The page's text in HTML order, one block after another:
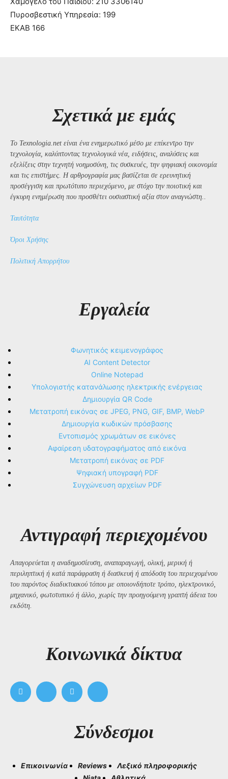
Πυροσβεστική Υπηρεσία: 199
ΕΚΑΒ 166
Σχετικά με εμάς
Το Texnologia.net είναι ένα ενημερωτικό μέσο με επίκεντρο την
τεχνολογία, καλύπτοντας τεχνολογικά νέα, ειδήσεις, αναλύσεις και
εξελίξεις στην τεχνητή νοημοσύνη, τις συσκευές, την ψηφιακή οικονομία
και τις επιστήμες. Η αρθρογραφία μας βασίζεται σε ερευνητική
προσέγγιση και πρωτότυπο περιεχόμενο, με στόχο την ποιοτική και
έγκυρη ενημέρωση που προσθέτει ουσιαστική αξία στον αναγνώστη..
Ταυτότητα
Όροι Χρήσης
Πολιτική Απορρήτου
Εργαλεία
Φωνητικός κειμενογράφος
AI Content Detector
Online Notepad
Υπολογιστής κατανάλωσης ηλεκτρικής ενέργειας
Δημιουργία QR Code
Μετατροπή εικόνας σε JPEG, PNG, GIF, BMP, WebP
Δημιουργία κωδικών πρόσβασης
Εντοπισμός χρωμάτων σε εικόνες
Αφαίρεση υδατογραφήματος από εικόνα
Μετατροπή εικόνας σε PDF
Ψηφιακή υπογραφή PDF
Συγχώνευση αρχείων PDF
Αντιγραφή περιεχομένου
Απαγορεύεται η αναδημοσίευση, αναπαραγωγή, ολική, μερική ή
περιληπτική ή κατά παράφραση ή διασκευή ή απόδοση του περιεχομένου
του παρόντος διαδικτυακού τόπου με οποιονδήποτε τρόπο, ηλεκτρονικό,
μηχανικό, φωτοτυπικό ή άλλο, χωρίς την προηγούμενη γραπτή άδεια του
εκδότη.
Kοινωνικά δίκτυα
Σύνδεσμοι
Επικοινωνία Reviews
Λεξικό πληροφορικής